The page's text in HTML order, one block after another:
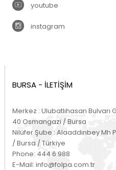
youtube
instagram
BURSA - İLETİŞİM
Merkez : Ulubatlıhasan
40 Osmangazi / Bursa
Nilüfer Şube : Alaaddinbey Mh
/ Bursa / Türkiye
Phone: 444 6 988
E-Mail: info@folpa.com.tr